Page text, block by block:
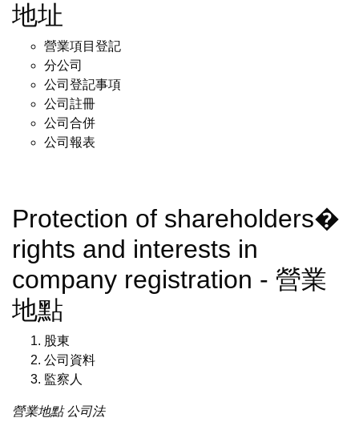
地址
營業項目登記
分公司
公司登記事項
公司註冊
公司合併
公司報表
Protection of shareholders�
rights and interests in
company registration - 營業
地點
股東
公司資料
監察人
營業地點 公司法